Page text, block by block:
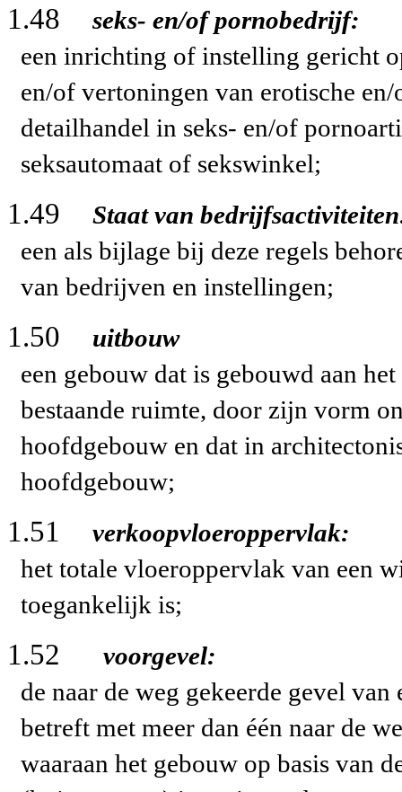
1.48
seks- en/of pornobedrijf:
een inrichting of instelling gericht
en/of vertoningen van erotische
detailhandel in seks- en/of
seksautomaat of sekswinkel;
1.49
Staat van
een als bijlage bij deze regels
van bedrijven en instellingen;
1.50
uitbouw
een gebouw dat is gebouwd aan
bestaande ruimte, door zijn vorm
hoofdgebouw en dat in
hoofdgebouw;
1.51
verkoopvloeroppervlak:
het totale vloeroppervlak van een
toegankelijk is;
1.52
voorgevel:
de naar de weg gekeerde gevel
betreft met meer dan één naar de
waaraan het gebouw op basis van